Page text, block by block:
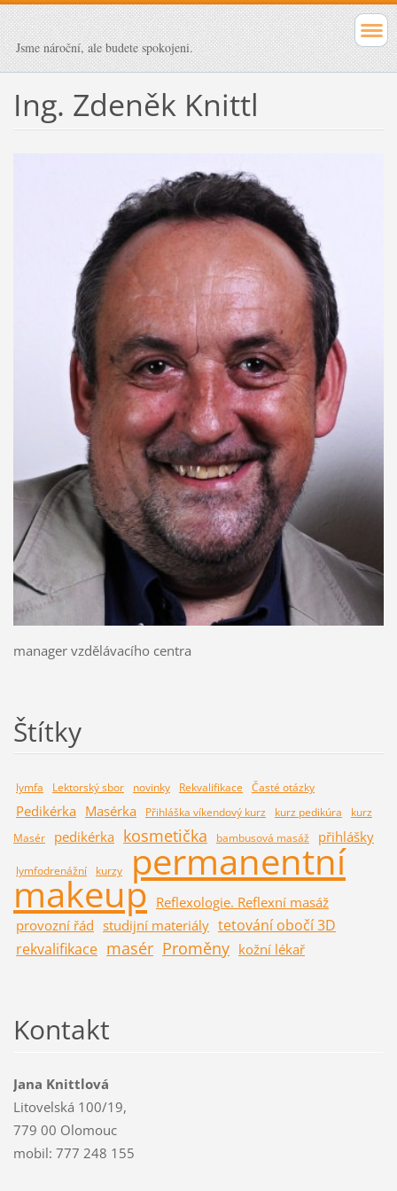
Jsme nároční, ale budete spokojeni.
Ing. Zdeněk Knittl
manager vzdělávacího centra
Štítky
lymfa Lektorský sbor novinky Rekvalifikace Časté otázky
Pedikérka Masérka Přihláška víkendový kurz kurz pedikúra
kurz
Masér
pedikérka kosmetička bambusová masáž přihlášky
lymfodrenážní kurzy permanentní
makeup Reflexologie. Reflexní masáž
provozní řád studijní materiály tetování obočí 3D
rekvalifikace masér Proměny kožní lékař
Kontakt
Jana Knittlová
Litovelská 100/19,
779 00 Olomouc
mobil: 777 248 155